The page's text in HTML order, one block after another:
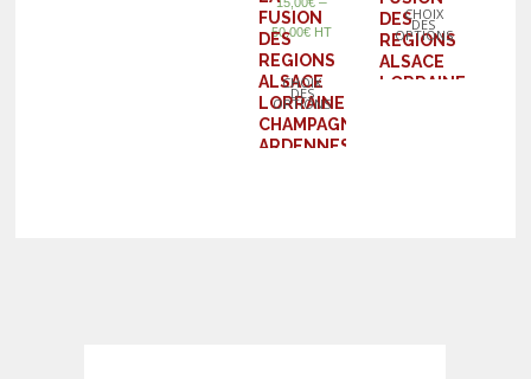
FUSION
DES
REGIONS
ALSACE
LORRAINE
CHAMPAGNE
ARDENNES
50,00€ HT
CHOIX
DES
OPTIONS
DES
REGIONS
ALSACE
LORRAINE
CHOIX
DES
OPTIONS